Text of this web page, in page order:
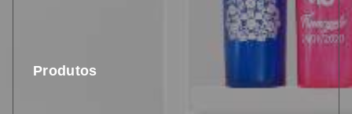
Produtos